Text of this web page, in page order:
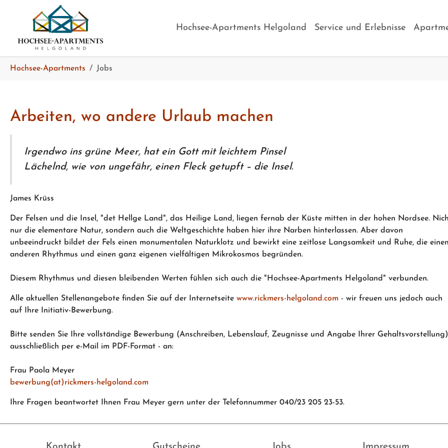
Skip to main content
Skip to page footer
Hochsee-Apartments Helgoland Service und Erlebnisse
Hochsee-Apartments
Jobs
Arbeiten, wo andere Urlaub machen
Irgendwo ins grüne Meer, hat ein Gott mit leichtem Pinsel
Lächelnd, wie von ungefähr, einen Fleck getupft – die Insel.
James Krüss
Der Felsen und die Insel, "det Hellge Land", das Heilige Land, liegen fernab der Küste mitten in der hohen Nordsee.
nur die elementare Natur, sondern auch die Weltgeschichte haben hier ihre Narben hinterlassen. Aber davon
unbeeindruckt bildet der Fels einen monumentalen Naturklotz und bewirkt eine zeitlose Langsamkeit und Ruhe, die einen
anderen Rhythmus und einen ganz eigenen vielfältigen Mikrokosmos begründen.
Diesem Rhythmus und diesen bleibenden Werten fühlen sich auch die "Hochsee-Apartments Helgoland" verbunden.
Alle aktuellen Stellenangebote finden Sie auf der Internetseite www.rickmers-helgoland.com - wir freuen uns jedoch auch
auf Ihre Initiativ-Bewerbung.
Bitte senden Sie Ihre vollständige Bewerbung (Anschreiben, Lebenslauf, Zeugnisse und Angabe Ihrer
ausschließlich per e-Mail im PDF-Format - an:
Frau Paola Meyer
bewerbung(at)rickmers-helgoland.com
Ihre Fragen beantwortet Ihnen Frau Meyer gern unter der Telefonnummer 040/23 205 23-53.